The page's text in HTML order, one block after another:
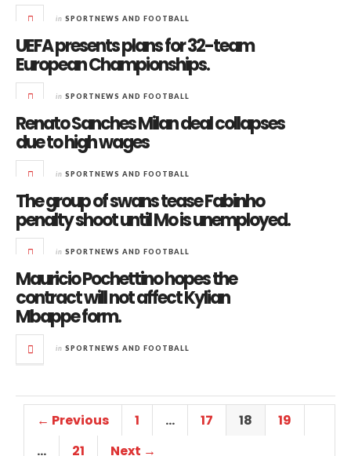
in SPORTNEWS AND FOOTBALL
UEFA presents plans for 32-team
European Championships.
in SPORTNEWS AND FOOTBALL
Renato Sanches Milan deal collapses
due to high wages
in SPORTNEWS AND FOOTBALL
The group of swans tease Fabinho
penalty shoot until Mo is unemployed.
in SPORTNEWS AND FOOTBALL
Mauricio Pochettino hopes the
contract will not affect Kylian
Mbappe form.
in SPORTNEWS AND FOOTBALL
← Previous 1 … 17 18
19
…
21 Next →